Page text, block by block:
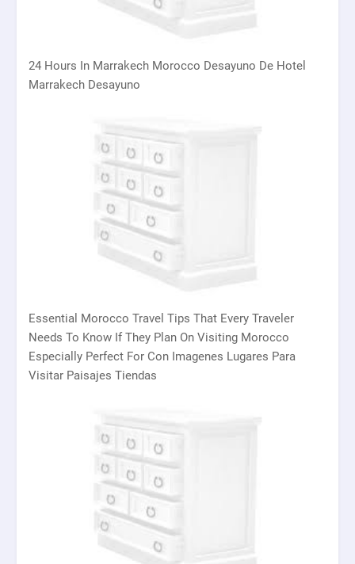
24 Hours In Marrakech Morocco Desayuno De Hotel
Marrakech Desayuno
Essential Morocco Travel Tips That Every Traveler
Needs To Know If They Plan On Visiting Morocco
Especially Perfect For Con Imagenes Lugares Para
Visitar Paisajes Tiendas